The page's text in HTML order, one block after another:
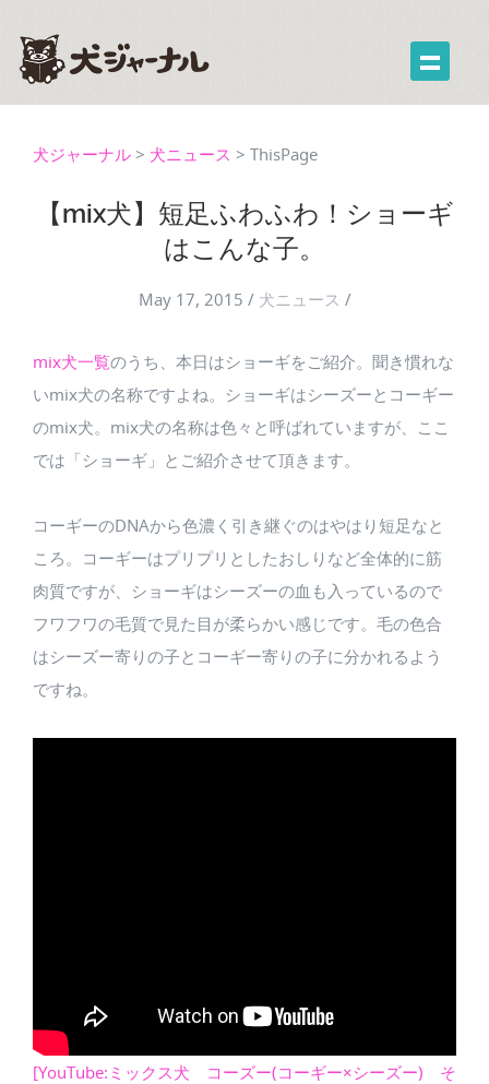
犬ジャーナル > 犬ニュース > ThisPage
【mix犬】短足ふわふわ！ショーギ
はこんな子。
May 17, 2015 / 犬ニュース /
mix犬一覧のうち、本日はショーギをご紹介。聞き慣れな
いmix犬の名称ですよね。ショーギはシーズーとコーギー
のmix犬。mix犬の名称は色々と呼ばれていますが、ここ
では「ショーギ」とご紹介させて頂きます。
コーギーのDNAから色濃く引き継ぐのはやはり短足なと
ころ。コーギーはプリプリとしたおしりなど全体的に筋
肉質ですが、ショーギはシーズーの血も入っているので
フワフワの毛質で見た目が柔らかい感じです。毛の色合
はシーズー寄りの子とコーギー寄りの子に分かれるよう
ですね。
[YouTube:ミックス犬 コーズー(コーギー×シーズー) そ